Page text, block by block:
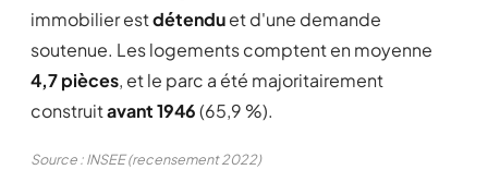
immobilier estdétenduet d'une demande
soutenue. Les logements comptent en moyenne
4,7 pièces, et le parc a été majoritairement
construitavant 1946(65,9 %).
Source : INSEE (recensement 2022)